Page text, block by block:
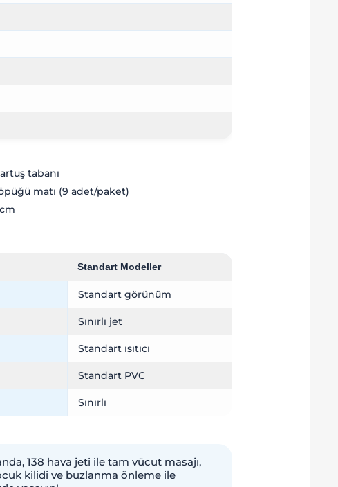
tabanı
matı (9 adet/paket)
Standart Modeller
Standart görünüm
Sınırlı jet
Standart ısıtıcı
Standart PVC
Sınırlı
138 hava jeti ile tam vücut masajı,
kilidi ve buzlanma önleme ile